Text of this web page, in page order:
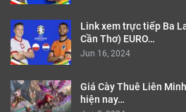
Link xem trực tiếp Ba
Cần Thơ) EURO…
Jun 16, 2024
Giá Cày Thuê Liên
hiện nay…